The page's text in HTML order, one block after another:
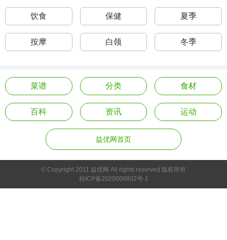
饮食 保健 夏季
按摩 白领 冬季
菜谱 分类 食材
百科 资讯 运动
益优网首页
© Copyright 2011 益优网 All rights reserved 版权所有
桂ICP备2020006802号-1